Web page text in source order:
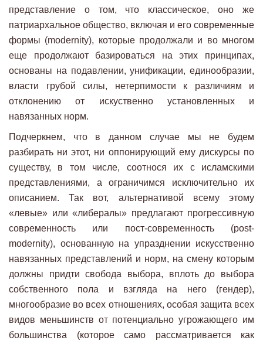
представление о том, что классическое, оно же
патриархальное общество, включая и его современные
формы (modernity), которые продолжали и во многом
еще продолжают базироваться на этих принципах,
основаны на подавлении, унификации, единообразии,
власти грубой силы, нетерпимости к различиям и
отклонению от искуственно установленных и
навязанных норм.
Подчеркнем, что в данном случае мы не будем
разбирать ни этот, ни оппонирующий ему дискурсы по
существу, в том числе, соотнося их с исламскими
представлениями, а ограничимся исключительно их
описанием. Так вот, альтернативой всему этому
«левые» или «либералы» предлагают прогрессивную
современность или пост-современность (post-
modernity), основанную на упразднении искусственно
навязанных представлений и норм, на смену которым
должны придти свобода выбора, вплоть до выбора
собственного пола и взгляда на него (гендер),
многообразие во всех отношениях, особая защита всех
видов меньшинств от потенциально угрожающего им
большинства (которое само рассматривается как